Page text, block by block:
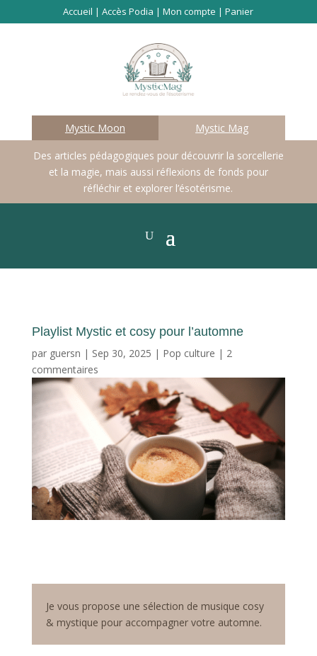
Accueil |Accès Podia |Mon compte |Panier
Mystic Moon Mystic Mag
Des articles pédagogiques pour découvrir la sorcellerie
et la magie, mais aussi réflexions de fonds pour
réfléchir et explorer l’ésotérisme.
Playlist Mystic et cosy pour l’automne
par guersn | Sep 30, 2025 | Pop culture | 2
commentaires
Je vous propose une sélection de musique cosy
& mystique pour accompagner votre automne.